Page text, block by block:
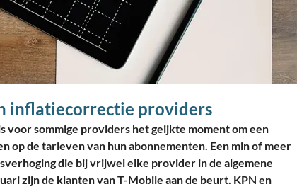
inflatiecorrectie providers
voor sommige providers het geijkte moment om een
op de tarieven van hun abonnementen. Een min of meer
die bij vrijwel elke provider in de algemene
zijn de klanten van T-Mobile aan de beurt. KPN en